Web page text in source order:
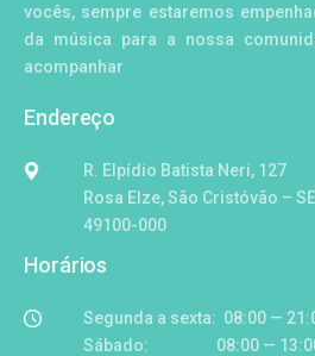
vocês, sempre estaremos
da música para a nossa
acompanhar
Endereço
R. Elpídio Batista Neri, 127
Rosa Elze, São Cristóvão – SE
49100-000
Horários
Segunda a sexta: 08:00 —
Sábado: 08:00 —